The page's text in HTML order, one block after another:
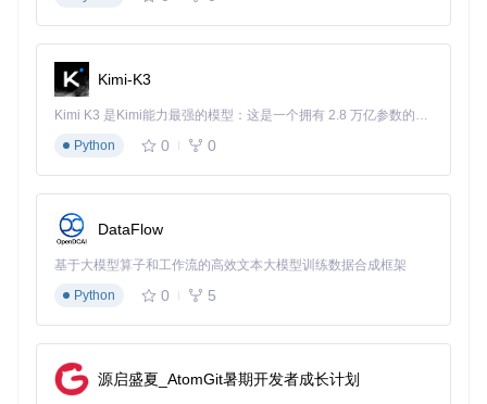
部分用户希望设置永久生效，然而smcFanControl的设计理念
是重启后恢复默认设置。这种安全机制防止了错误配置导致的
硬件损伤。更优方案是创建场景配置文件，按需加载不同设
置。
机型差异化认知不足
不同MacBook机型的散热设计差异显著。16英寸机型的双风
扇系统可承受更高转速，而MacBook Air的单风扇设计则需要
更保守的设置策略。盲目套用他人配置可能导致适得其反的效
果。
🔄 硬件兼容性探索：不同Mac机型的优化策略
通过对多款Mac机型的测试，我们发现：MacBook Air (2018-
2020)采用单风扇加被动散热设计，建议将转速控制在2000-2
500RPM区间，重点关注CPU温度变化；MacBook Pro 13"无
Touch Bar版本采用紧凑设计，需在2200-3000RPM范围内平
Kimi-K3
Kimi K3 是Kimi能力最强的模型：这是一个拥有 2.8 万亿参数的混合专家（MoE）模型，具备原生视觉理解能力，并支持 100 万 token 的上下文窗口。
Python
0 0
DataFlow
基于大模型算子和工作流的高效文本大模型训练数据合成框架
Python
0 5
源启盛夏_AtomGit暑期开发者成长计划